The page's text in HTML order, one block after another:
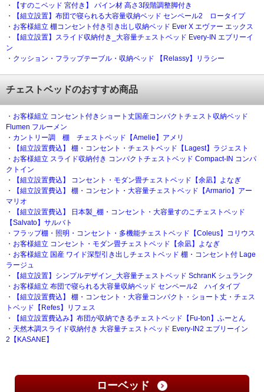
・
【すのこベッド 宮付き】 パイン材 高さ3段階調整脚付き
・
【組立設置】布団で寝られる大容量収納ベッド センペール2 ロータイプ
・ お客様組立 棚コンセント付き引き出し収納ベッド Ever X エヴァー エックス
・
【組立設置】スライド収納付き_大容量チェストベッド Every-IN エブリーイ
ン
・ クッション・フラップテーブル・収納ベッド 【Relassy】リラシー
チェストベッドのおすすめ商品
・ お客様組立 コンセント付きショート丈国産コンパクトチェスト収納ベッド
Flumen フルーメン
・ カントリー調 棚 チェストベッド【Amelie】アメリ
・
【組立設置費込】 棚・コンセント・チェストベッド【Lagest】ラジェスト
・ お客様組立 スライド収納付き コンパクトチェストベッド Compact-IN コンパ
クトイン
・
【組立設置費込】 コンセント・モダン畳チェストベッド【余凪】よなぎ
・
【組立設置費込】 棚・コンセント・大容量チェストベッド【Armario】アー
マリオ
・
【組立設置費込】 日本製_棚・コンセント・大容量すのこチェストベッド
【Salvato】サルバト
・ フラップ棚・照明・コンセント・多機能チェストベッド【Coleus】コリウス
・ お客様組立 コンセント・モダン畳チェストベッド【余凪】よなぎ
・ お客様組立 国産 ワイド深型引き出しチェストベッド 棚・コンセント付 Lage
ラージュ
・
【組立設置】シンプルデザイン_大容量チェストベッド SchranK シュランク
・ お客様組立 布団で寝られる大容量収納ベッド センペール2 ハイタイプ
・
【組立設置費込】 棚・コンセント・大容量コンパクト・ショート丈・チェス
トベッド【Refes】リフェス
・
【組立設置費込み】布団が収納できるチェストベッド【Fu-ton】ふーとん
・ 天然木調スライド収納付き 大容量チェストベッド Every-IN2 エブリーイン
2【KASANE】
ローベッド